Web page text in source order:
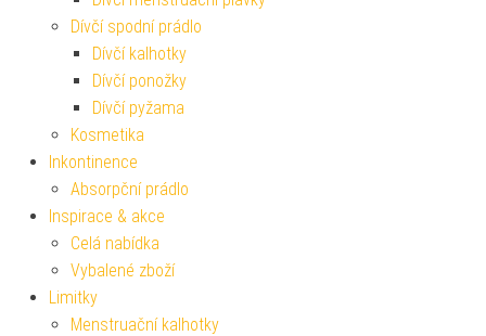
Dívčí spodní prádlo
Dívčí kalhotky
Dívčí ponožky
Dívčí pyžama
Kosmetika
Inkontinence
Absorpční prádlo
Inspirace & akce
Celá nabídka
Vybalené zboží
Limitky
Menstruační kalhotky